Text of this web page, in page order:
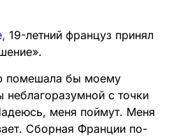
19-летний француз принял
помешала бы моему
с точки
меня поймут. Меня
Сборная Франции по-